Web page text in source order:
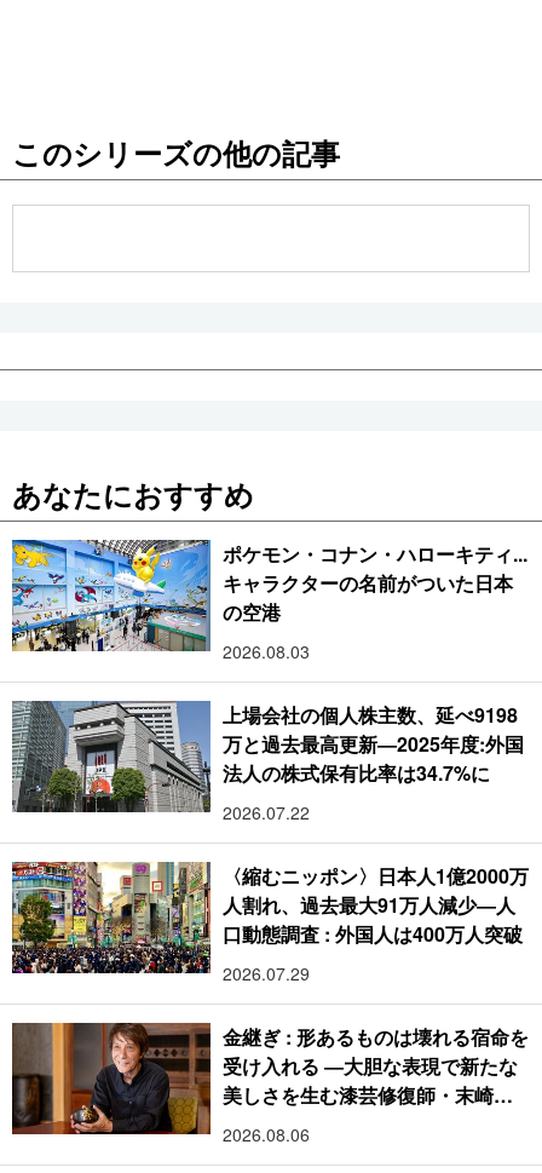
東京
このシリーズの他の記事
あなたにおすすめ
ポケモン・コナン・ハローキティ...
キャラクターの名前がついた日本
の空港
2026.08.03
上場会社の個人株主数、延べ9198
万と過去最高更新―2025年度:外国
法人の株式保有比率は34.7%に
2026.07.22
〈縮むニッポン〉日本人1億2000万
人割れ、過去最大91万人減少―人
口動態調査 : 外国人は400万人突破
2026.07.29
金継ぎ : 形あるものは壊れる宿命を
受け入れる ―大胆な表現で新たな
美しさを生む漆芸修復師・末崎広
樹
2026.08.06